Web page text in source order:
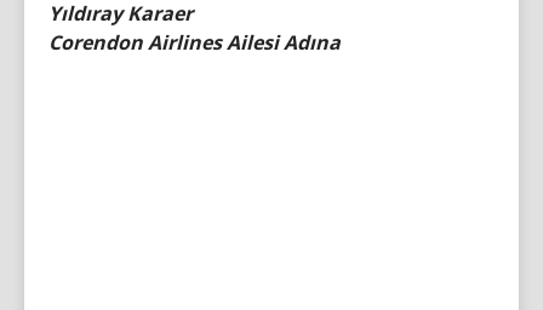
Yıldıray Karaer
Corendon Airlines Ailesi Adına